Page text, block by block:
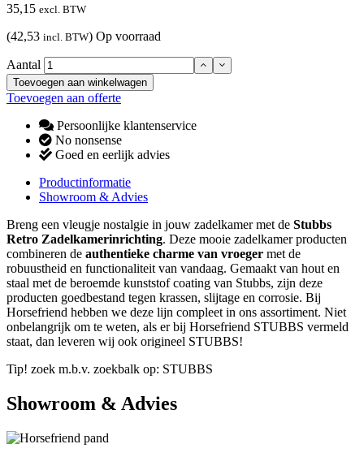
35,15 excl. BTW
(42,53 incl. BTW) Op voorraad
Aantal
Toevoegen aan winkelwagen
Toevoegen aan offerte
Persoonlijke klantenservice
No nonsense
Goed en eerlijk advies
Productinformatie
Showroom & Advies
Breng een vleugje nostalgie in jouw zadelkamer met de Stubbs
Retro Zadelkamerinrichting. Deze mooie zadelkamer producten
combineren de authentieke charme van vroeger met de
robuustheid en functionaliteit van vandaag. Gemaakt van hout en
staal met de beroemde kunststof coating van Stubbs, zijn deze
producten goedbestand tegen krassen, slijtage en corrosie. Bij
Horsefriend hebben we deze lijn compleet in ons assortiment. Niet
onbelangrijk om te weten, als er bij Horsefriend STUBBS vermeld
staat, dan leveren wij ook origineel STUBBS!
Tip! zoek m.b.v. zoekbalk op: STUBBS
Showroom & Advies